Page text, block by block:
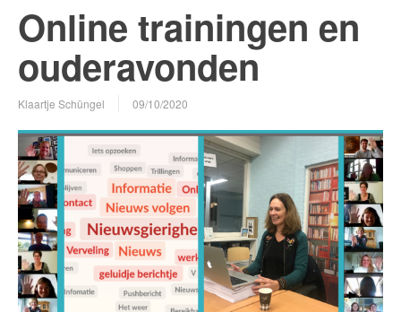
Online trainingen en
ouderavonden
Klaartje Schüngel 09/10/2020